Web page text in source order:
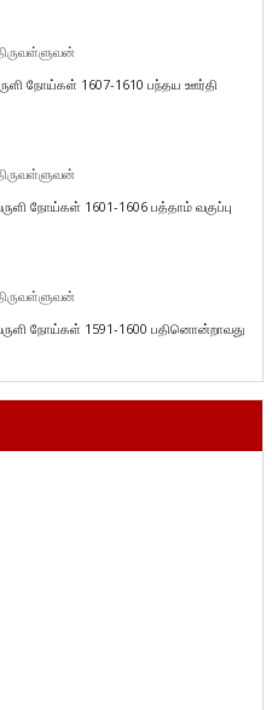
நோய்கள் 1607-1610 பந்தய ஊர்தி
நோய்கள் 1601-1606 பத்தாம் வகுப்பு
நோய்கள் 1591-1600 பதினொன்றாவது